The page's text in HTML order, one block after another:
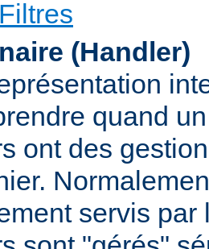
Filtres
(Handler)
quand
ont des
servis par